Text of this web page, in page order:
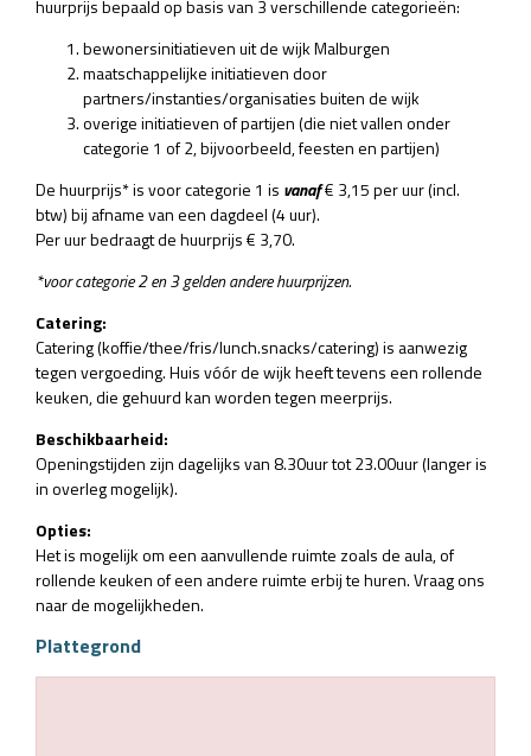
huurprijs bepaald op basis van 3 verschillende categorieën:
bewonersinitiatieven uit de wijk Malburgen
maatschappelijke initiatieven door
partners/instanties/organisaties buiten de wijk
overige initiatieven of partijen (die niet vallen onder
categorie 1 of 2, bijvoorbeeld, feesten en partijen)
De huurprijs* is voor categorie 1 is vanaf€ 3,15 per uur (incl.
btw)bij afname van een dagdeel (4 uur).
Per uur bedraagt de huurprijs € 3,70.
*voor categorie 2 en 3 gelden andere huurprijzen.
Catering:
Catering (koffie/thee/fris/lunch.snacks/catering) is aanwezig
tegen vergoeding. Huis vóór de wijk heeft tevens een rollende
keuken, die gehuurd kan worden tegen meerprijs.
Beschikbaarheid:
Openingstijden zijn dagelijks van 8.30uur tot 23.00uur (langer is
in overleg mogelijk).
Opties:
Het is mogelijk om een aanvullende ruimte zoals de aula, of
rollende keuken of een andere ruimte erbij te huren. Vraag ons
naar de mogelijkheden.
Plattegrond